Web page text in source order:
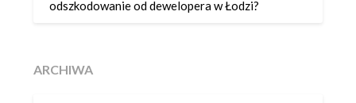
odszkodowanie od dewelopera w Łodzi?
ARCHIWA